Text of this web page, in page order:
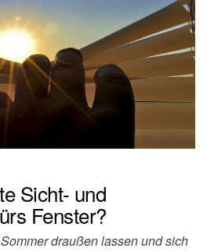
Sicht- und
Fenster?
draußen lassen und sich